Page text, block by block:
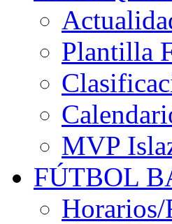
Plantilla
MVP
FÚTBOL
Horarios/